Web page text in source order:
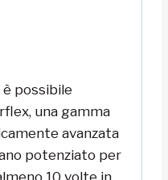
possibile
una gamma
avanzata
potenziato per
10 volte in